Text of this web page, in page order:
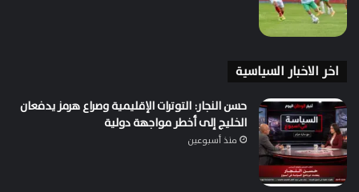
اخر الاخبار السياسية
حسن النجار: التوترات الإقليمية وصراع هرمز يدفعان
الخليج إلى أخطر مواجهة دولية
منذ أسبوعين